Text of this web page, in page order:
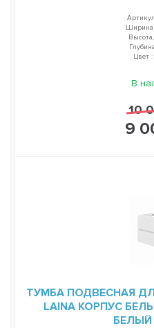
Цвет
В
10
9
ТУМБА ПОДВЕСНАЯ
LAINA КОРПУС
БЕЛЫЙ